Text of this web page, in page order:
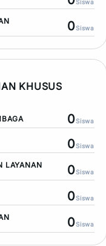
Siswa
0Siswa
KHUSUS
0Siswa
0Siswa
LAYANAN
0Siswa
0Siswa
0Siswa